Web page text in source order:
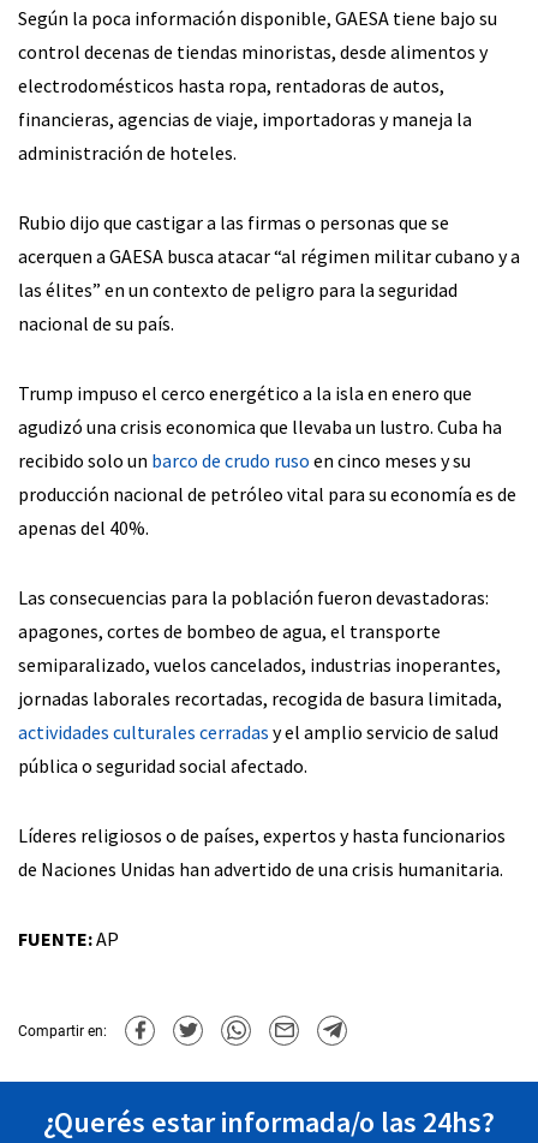
Según la poca información disponible, GAESA tiene bajo su
control decenas de tiendas minoristas, desde alimentos y
electrodomésticos hasta ropa, rentadoras de autos,
financieras, agencias de viaje, importadoras y maneja la
administración de hoteles.
Rubio dijo que castigar a las firmas o personas que se
acerquen a GAESA busca atacar “al régimen militar cubano y a
las élites” en un contexto de peligro para la seguridad
nacional de su país.
Trump impuso el cerco energético a la isla en enero que
agudizó una crisis economica que llevaba un lustro. Cuba ha
recibido solo un barco de crudo ruso en cinco meses y su
producción nacional de petróleo vital para su economía es de
apenas del 40%.
Las consecuencias para la población fueron devastadoras:
apagones, cortes de bombeo de agua, el transporte
semiparalizado, vuelos cancelados, industrias inoperantes,
jornadas laborales recortadas, recogida de basura limitada,
actividades culturales cerradas y el amplio servicio de salud
pública o seguridad social afectado.
Líderes religiosos o de países, expertos y hasta funcionarios
de Naciones Unidas han advertido de una crisis humanitaria.
FUENTE:AP
Compartir en:
¿Querés estar informada/o las 24hs?